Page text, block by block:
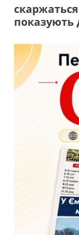
показують